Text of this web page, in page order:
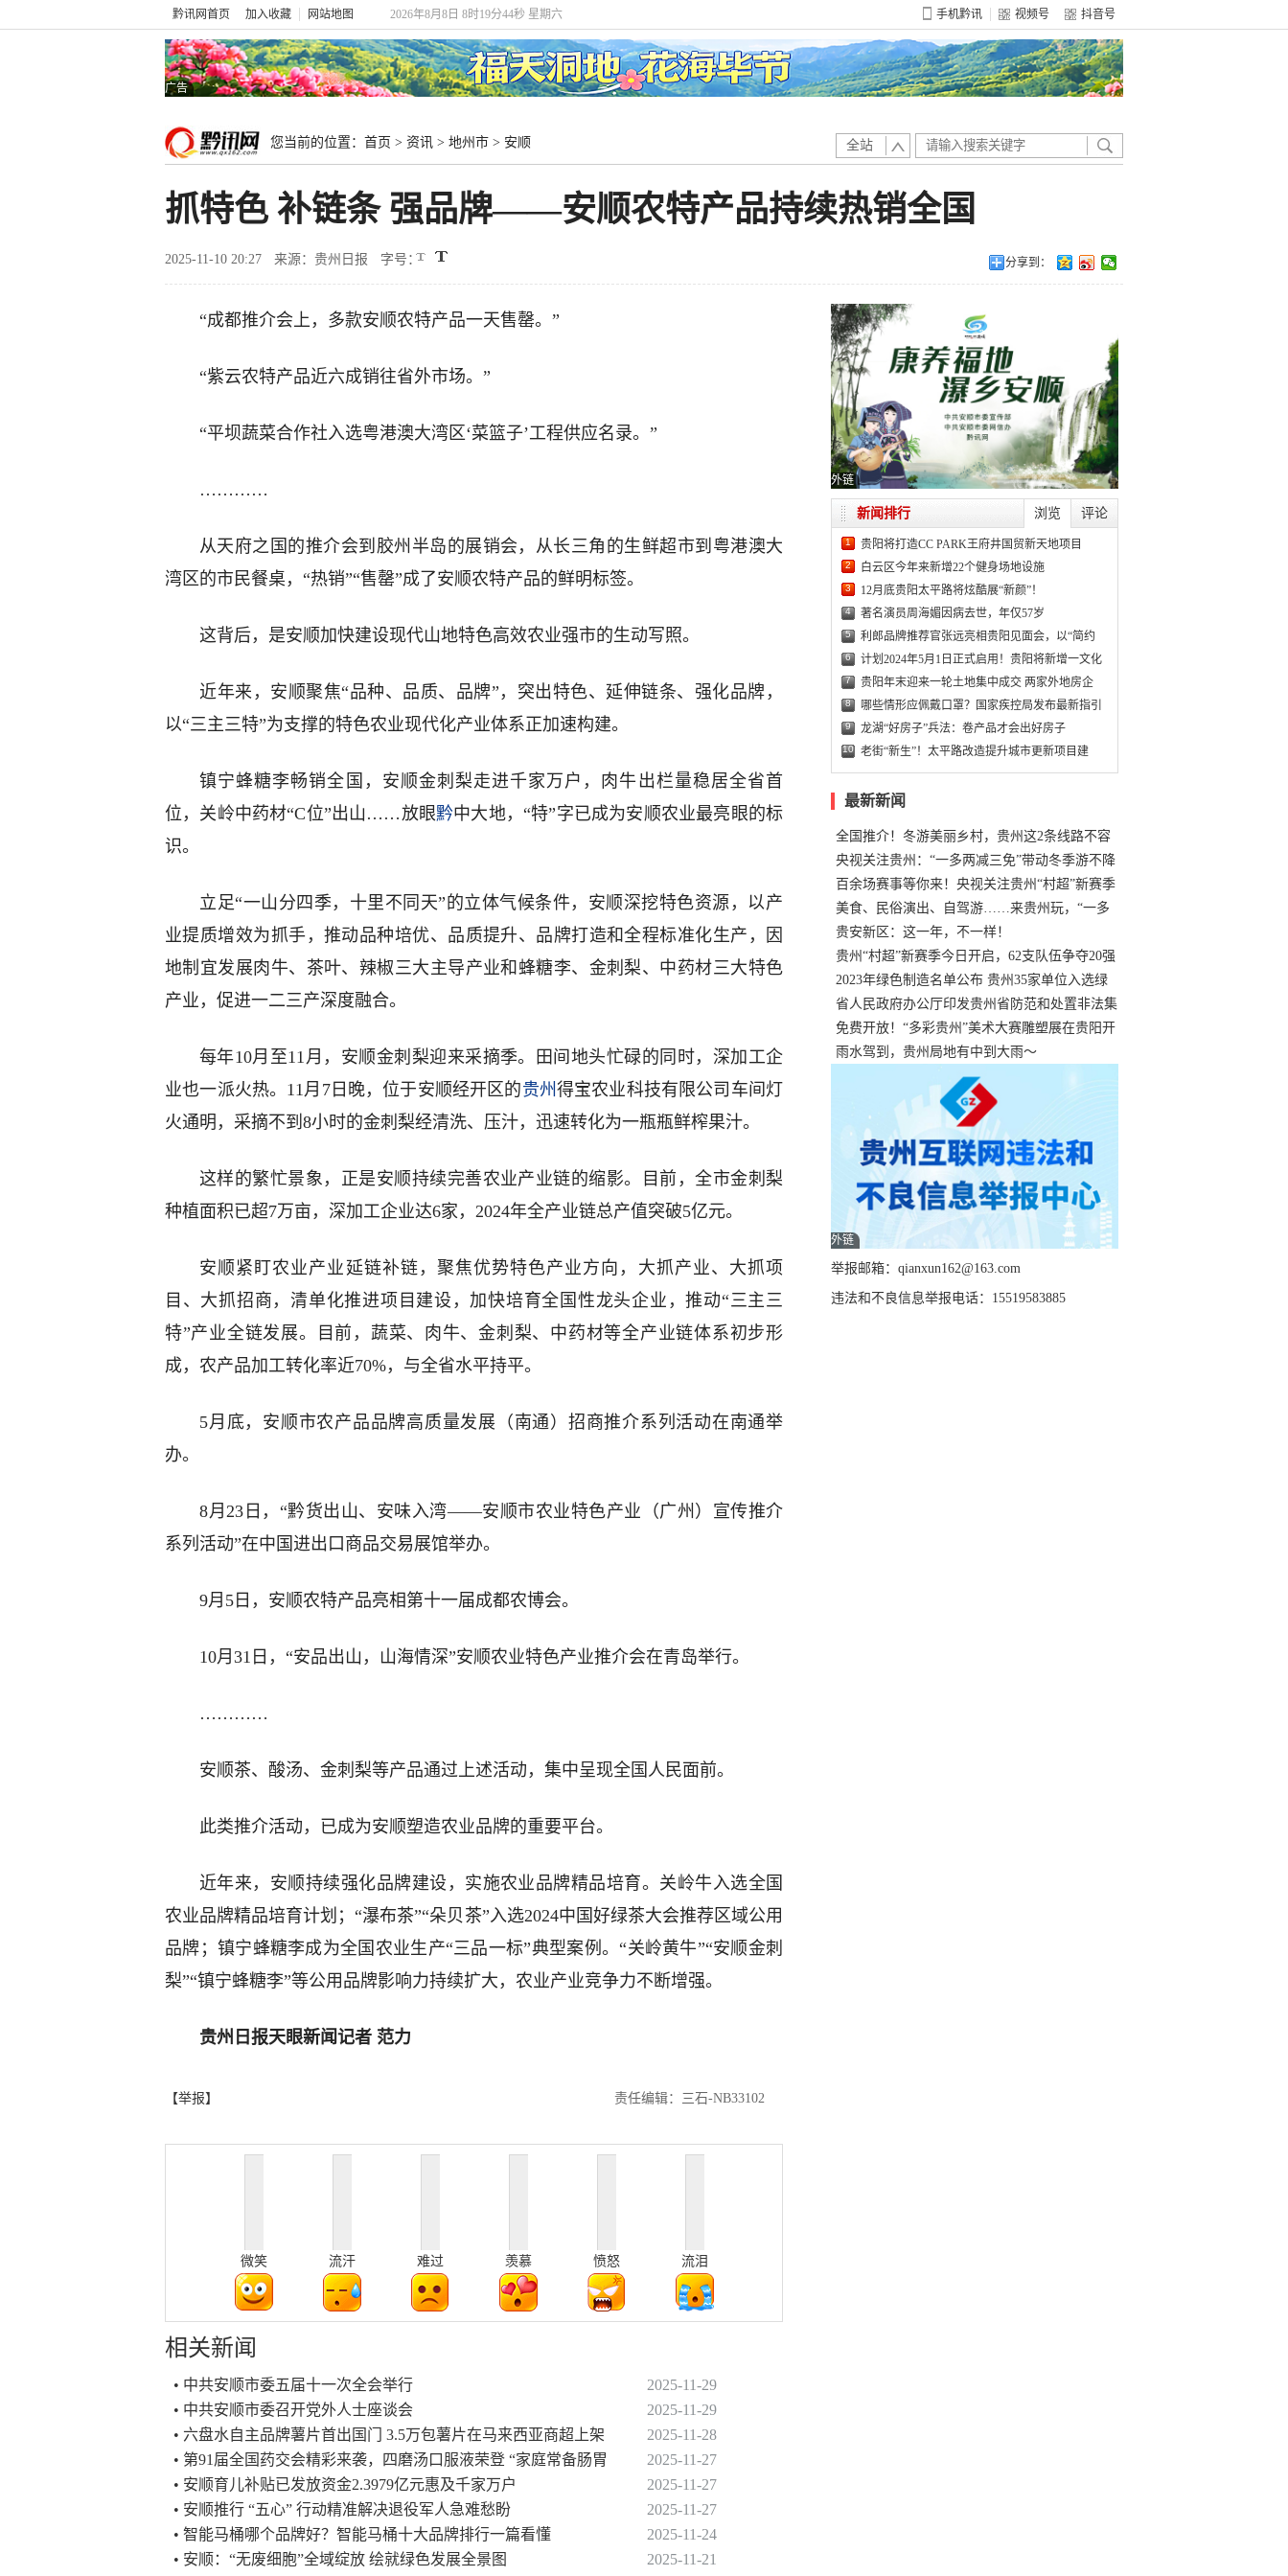
黔讯网首页 加入收藏 网站地图 2026年8月8日 8时19分44秒 星期六 手机黔讯 视频号 抖音号
广告
您当前的位置： 首页 > 资讯 > 地州市 > 安顺 全站
抓特色 补链条 强品牌——安顺农特产品持续热销全国
2025-11-10 20:27 来源：贵州日报 字号： 分享到：
“成都推介会上，多款安顺农特产品一天售罄。”
“紫云农特产品近六成销往省外市场。”
“平坝蔬菜合作社入选粤港澳大湾区‘菜篮子’工程供应名录。”
…………
从天府之国的推介会到胶州半岛的展销会，从长三角的生鲜超市到粤港澳大
湾区的市民餐桌，“热销”“售罄”成了安顺农特产品的鲜明标签。
这背后，是安顺加快建设现代山地特色高效农业强市的生动写照。
近年来，安顺聚焦“品种、品质、品牌”，突出特色、延伸链条、强化品牌，
以“三主三特”为支撑的特色农业现代化产业体系正加速构建。
镇宁蜂糖李畅销全国，安顺金刺梨走进千家万户，肉牛出栏量稳居全省首
位，关岭中药材“C位”出山……放眼黔中大地，“特”字已成为安顺农业最亮眼的标
识。
立足“一山分四季，十里不同天”的立体气候条件，安顺深挖特色资源，以产
业提质增效为抓手，推动品种培优、品质提升、品牌打造和全程标准化生产，因
地制宜发展肉牛、茶叶、辣椒三大主导产业和蜂糖李、金刺梨、中药材三大特色
产业，促进一二三产深度融合。
每年10月至11月，安顺金刺梨迎来采摘季。田间地头忙碌的同时，深加工企
业也一派火热。11月7日晚，位于安顺经开区的贵州 得宝农业科技有限公司车间灯
火通明，采摘不到8小时的金刺梨经清洗、压汁，迅速转化为一瓶瓶鲜榨果汁。
这样的繁忙景象，正是安顺持续完善农业产业链的缩影。目前，全市金刺梨
种植面积已超7万亩，深加工企业达6家，2024年全产业链总产值突破5亿元。
安顺紧盯农业产业延链补链，聚焦优势特色产业方向，大抓产业、大抓项
目、大抓招商，清单化推进项目建设，加快培育全国性龙头企业，推动“三主三
特”产业全链发展。目前，蔬菜、肉牛、金刺梨、中药材等全产业链体系初步形
成，农产品加工转化率近70%，与全省水平持平。
5月底，安顺市农产品品牌高质量发展（南通）招商推介系列活动在南通举
办。
8月23日，“黔货出山、安味入湾——安顺市农业特色产业（广州）宣传推介
系列活动”在中国进出口商品交易展馆举办。
9月5日，安顺农特产品亮相第十一届成都农博会。
10月31日，“安品出山，山海情深”安顺农业特色产业推介会在青岛举行。
…………
安顺茶、酸汤、金刺梨等产品通过上述活动，集中呈现全国人民面前。
此类推介活动，已成为安顺塑造农业品牌的重要平台。
近年来，安顺持续强化品牌建设，实施农业品牌精品培育。关岭牛入选全国
农业品牌精品培育计划；“瀑布茶”“朵贝茶”入选2024中国好绿茶大会推荐区域公用
品牌；镇宁蜂糖李成为全国农业生产“三品一标”典型案例。“关岭黄牛”“安顺金刺
梨”“镇宁蜂糖李”等公用品牌影响力持续扩大，农业产业竞争力不断增强。
贵州日报天眼新闻记者 范力
【举报】 责任编辑：三石-NB33102
微笑 流汗 难过 羡慕 愤怒 流泪
相关新闻
• 中共安顺市委五届十一次全会举行
2025-11-29
• 中共安顺市委召开党外人士座谈会
2025-11-29
• 六盘水自主品牌薯片首出国门 3.5万包薯片在马来西亚商超上架
2025-11-28
• 第91届全国药交会精彩来袭，四磨汤口服液荣登 “家庭常备肠胃
2025-11-27
• 安顺育儿补贴已发放资金2.3979亿元惠及千家万户
2025-11-27
• 安顺推行 “五心” 行动精准解决退役军人急难愁盼
2025-11-27
• 智能马桶哪个品牌好？智能马桶十大品牌排行一篇看懂
2025-11-24
• 安顺：“无废细胞”全域绽放 绘就绿色发展全景图
2025-11-21
外链
浏览 评论
新闻排行
1 贵阳将打造CC PARK王府井国贸新天地项目
2 白云区今年来新增22个健身场地设施
3 12月底贵阳太平路将炫酷展“新颜”！
4 著名演员周海媚因病去世，年仅57岁
5 利郎品牌推荐官张远亮相贵阳见面会，以“简约
6 计划2024年5月1日正式启用！贵阳将新增一文化
7 贵阳年末迎来一轮土地集中成交 两家外地房企
8 哪些情形应佩戴口罩？国家疾控局发布最新指引
9 龙湖“好房子”兵法：卷产品才会出好房子
10 老街“新生”！太平路改造提升城市更新项目建
最新新闻
全国推介！冬游美丽乡村，贵州这2条线路不容
错过
央视关注贵州：“一多两减三免”带动冬季游不降
温
百余场赛事等你来！央视关注贵州“村超”新赛季
正式“打响”
美食、民俗演出、自驾游……来贵州玩，“一多
两减三免”！
贵安新区：这一年，不一样！
贵州“村超”新赛季今日开启，62支队伍争夺20强
名额
2023年绿色制造名单公布 贵州35家单位入选绿
色工厂
省人民政府办公厅印发贵州省防范和处置非法集
资工作实施细则
免费开放！“多彩贵州”美术大赛雕塑展在贵阳开
展，持续至1月19日
雨水驾到，贵州局地有中到大雨～
外链
举报邮箱：qianxun162@163.com
违法和不良信息举报电话：15519583885